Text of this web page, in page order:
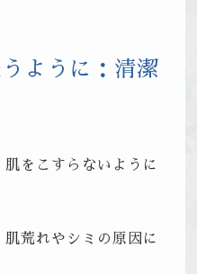
ように：清潔
をこすらないように
荒れやシミの原因に